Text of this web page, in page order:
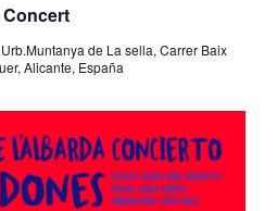
Concert
Urb.Muntanya de La sella, Carrer Baix
Alicante, España